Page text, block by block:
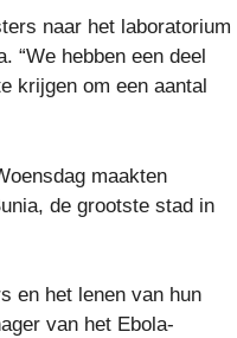
naar het laboratorium
“We hebben een deel
krijgen om een ​​aantal
maakten
de grootste stad in
en het lenen van hun
van het Ebola-